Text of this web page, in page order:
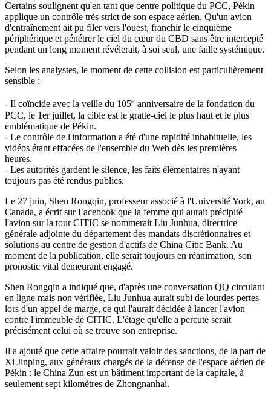
Certains soulignent qu'en tant que centre politique du PCC, Pékin
applique un contrôle très strict de son espace aérien. Qu'un avion
d'entraînement ait pu filer vers l'ouest, franchir le cinquième
périphérique et pénétrer le ciel du cœur du CBD sans être intercepté
pendant un long moment révélerait, à soi seul, une faille systémique.
Selon les analystes, le moment de cette collision est particulièrement
sensible :
- Il coïncide avec la veille du 105e anniversaire de la fondation du
PCC, le 1er juillet, la cible est le gratte-ciel le plus haut et le plus
emblématique de Pékin.
- Le contrôle de l'information a été d'une rapidité inhabituelle, les
vidéos étant effacées de l'ensemble du Web dès les premières
heures.
- Les autorités gardent le silence, les faits élémentaires n'ayant
toujours pas été rendus publics.
Le 27 juin, Shen Rongqin, professeur associé à l'Université York, au
Canada, a écrit sur Facebook que la femme qui aurait précipité
l'avion sur la tour CITIC se nommerait Liu Junhua, directrice
générale adjointe du département des mandats discrétionnaires et
solutions au centre de gestion d'actifs de China Citic Bank. Au
moment de la publication, elle serait toujours en réanimation, son
pronostic vital demeurant engagé.
Shen Rongqin a indiqué que, d'après une conversation QQ circulant
en ligne mais non vérifiée, Liu Junhua aurait subi de lourdes pertes
lors d'un appel de marge, ce qui l'aurait décidée à lancer l'avion
contre l'immeuble de CITIC. L'étage qu'elle a percuté serait
précisément celui où se trouve son entreprise.
Il a ajouté que cette affaire pourrait valoir des sanctions, de la part de
Xi Jinping, aux généraux chargés de la défense de l'espace aérien de
Pékin : le China Zun est un bâtiment important de la capitale, à
seulement sept kilomètres de Zhongnanhai.